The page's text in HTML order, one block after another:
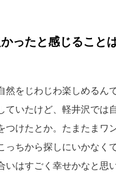
ったと感じることは
然をじわじわ楽しめるん
ていたけど、軽井沢では
つけたとか。たまたまワ
ちから探しにいかなく
いはすごく幸せかなと思